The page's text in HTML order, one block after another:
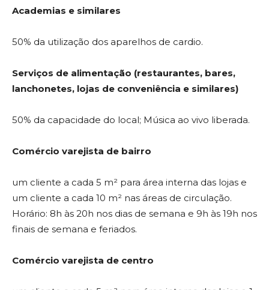
Academias e similares
50% da utilização dos aparelhos de cardio.
Serviços de alimentação (restaurantes, bares,
lanchonetes, lojas de conveniência e similares)
50% da capacidade do local; Música ao vivo liberada.
Comércio varejista de bairro
um cliente a cada 5 m² para área interna das lojas e
um cliente a cada 10 m² nas áreas de circulação.
Horário: 8h às 20h nos dias de semana e 9h às 19h nos
finais de semana e feriados.
Comércio varejista de centro